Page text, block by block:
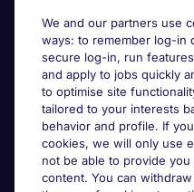
Parcourir nos offres
Cookie settings
Espace Entreprises
We and our partners use
ways: to remember log-in
secure log-in, run
and apply to jobs quickly
to optimise site
tailored to your interests
behavior and profile. If
cookies, we will only use
not be able to provide
content. You can